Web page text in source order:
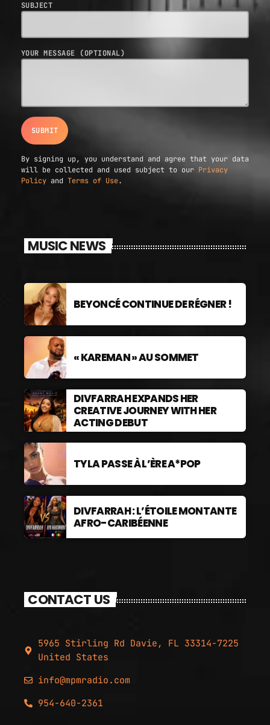
SUBJECT
YOUR MESSAGE (OPTIONAL)
By signing up, you understand and agree that your data
will be collected and used subject to our Privacy
Policy and Terms of Use.
MUSIC NEWS
BEYONCÉ CONTINUE DE RÉGNER !
« KAREMAN » AU SOMMET
DIVFARRAH EXPANDS HER
CREATIVE JOURNEY WITH HER
ACTING DEBUT
TYLA PASSE À L’ÈRE A*POP
DIVFARRAH : L’ÉTOILE MONTANTE
AFRO-CARIBÉENNE
CONTACT US
5965 Stirling Rd Davie, FL 33314-7225
United States
info@mpmradio.com
954-640-2361